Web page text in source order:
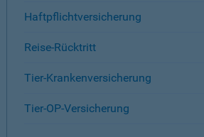
Haftpflichtversicherung
Reise-Rücktritt
Tier-Krankenversicherung
Tier-OP-Versicherung